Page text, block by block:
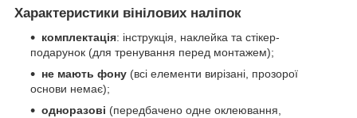
Характеристики вінілових наліпок
комплектація: інструкція, наклейка та стікер-
подарунок (для тренування перед монтажем);
не мають фону (всі елементи вирізані, прозорої
основи немає);
одноразові (передбачено одне оклеювання,